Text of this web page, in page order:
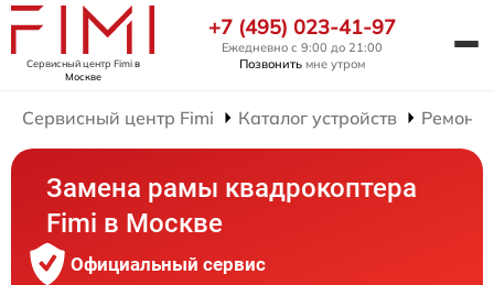
Сервисный центр Fimiв
Москве
+7 (495) 023-41-97
Ежедневно с 9:00 до 21:00
Позвонить мне утром
Сервисный центр Fimi Каталог устройств Ремонт
Замена рамы квадрокоптера
Fimi в Москве
Официальный сервис